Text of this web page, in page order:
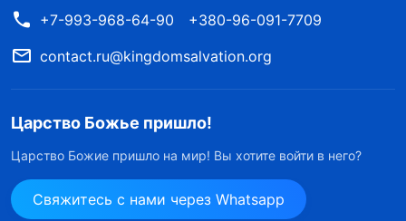
+7-993-968-64-90
+380-96-091-7709
contact.ru@kingdomsalvation.org
Царство Божье пришло!
Царство Божие пришло на мир! Вы хотите войти в него?
Свяжитесь с нами через Whatsapp